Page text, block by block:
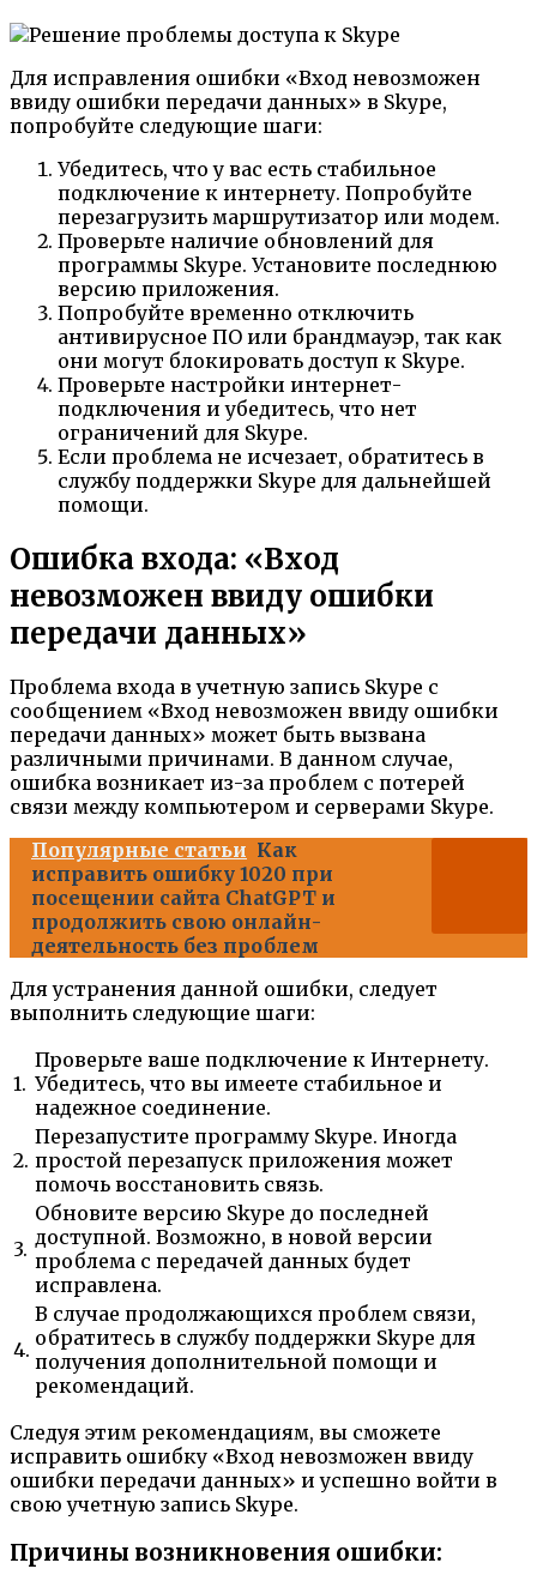
Для исправления ошибки «Вход невозможен
ввиду ошибки передачи данных» в Skype,
попробуйте следующие шаги:
Убедитесь, что у вас есть стабильное
подключение к интернету. Попробуйте
перезагрузить маршрутизатор или модем.
Проверьте наличие обновлений для
программы Skype. Установите последнюю
версию приложения.
Попробуйте временно отключить
антивирусное ПО или брандмауэр, так как
они могут блокировать доступ к Skype.
Проверьте настройки интернет-
подключения и убедитесь, что нет
ограничений для Skype.
Если проблема не исчезает, обратитесь в
службу поддержки Skype для дальнейшей
помощи.
Ошибка входа: «Вход
невозможен ввиду ошибки
передачи данных»
Проблема входа в учетную запись Skype с
сообщением «Вход невозможен ввиду ошибки
передачи данных» может быть вызвана
различными причинами. В данном случае,
ошибка возникает из-за проблем с потерей
связи между компьютером и серверами Skype.
Популярные статьи Как
исправить ошибку 1020 при
посещении сайта ChatGPT и
продолжить свою онлайн-
деятельность без проблем
Для устранения данной ошибки, следует
выполнить следующие шаги:
1.
Проверьте ваше подключение к Интернету.
Убедитесь, что вы имеете стабильное и
надежное соединение.
2.
Перезапустите программу Skype. Иногда
простой перезапуск приложения может
помочь восстановить связь.
3.
Обновите версию Skype до последней
доступной. Возможно, в новой версии
проблема с передачей данных будет
исправлена.
4.
В случае продолжающихся проблем связи,
обратитесь в службу поддержки Skype для
получения дополнительной помощи и
рекомендаций.
Следуя этим рекомендациям, вы сможете
исправить ошибку «Вход невозможен ввиду
ошибки передачи данных» и успешно войти в
свою учетную запись Skype.
Причины возникновения ошибки: